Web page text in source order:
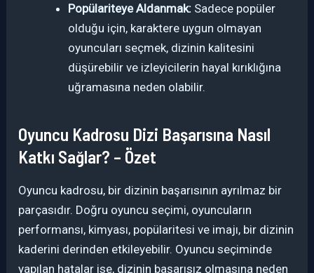
Popülariteye Aldanmak: Sadece popüler
olduğu için, karaktere uygun olmayan
oyuncuları seçmek, dizinin kalitesini
düşürebilir ve izleyicilerin hayal kırıklığına
uğramasına neden olabilir.
Oyuncu Kadrosu Dizi Başarısına Nasıl
Katkı Sağlar? – Özet
Oyuncu kadrosu, bir dizinin başarısının ayrılmaz bir
parçasıdır. Doğru oyuncu seçimi, oyuncuların
performansı, kimyası, popülaritesi ve imajı, bir dizinin
kaderini derinden etkileyebilir. Oyuncu seçiminde
yapılan hatalar ise, dizinin başarısız olmasına neden